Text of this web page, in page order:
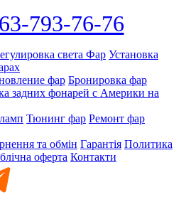
793-76-76
света Фар Установка
фар Бронировка фар
задних фонарей с Америки на
Тюнинг фар Ремонт фар
та обмін Гарантія Политика
оферта Контакти